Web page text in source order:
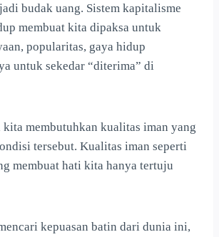
budak uang. Sistem kapitalisme
membuat kita dipaksa untuk
popularitas, gaya hidup
untuk sekedar “diterima” di
kita membutuhkan kualitas iman yang
tersebut. Kualitas iman seperti
membuat hati kita hanya tertuju
kepuasan batin dari dunia ini,